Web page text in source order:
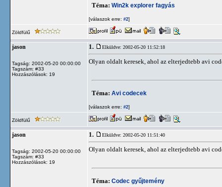
Téma: Win2k explorer fagyás
[válaszok erre: #2]
Zöldfülű
jason
Tagság: 2002-05-20 00:00:00
Tagszám: #33
Hozzászólások: 19
1. Elküldve: 2002-05-20 11:52:18
Olyan oldalt keresek, ahol az elterjedtebb avi
Téma: Avi codecek
[válaszok erre: #2]
Zöldfülű
jason
Tagság: 2002-05-20 00:00:00
Tagszám: #33
Hozzászólások: 19
1. Elküldve: 2002-05-20 11:51:40
Olyan oldalt keresek, ahol az elterjedtebb avi
Téma: Codec gyűjtemény